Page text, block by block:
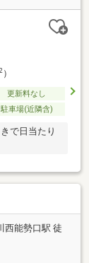
2）
更新料なし
駐車場(近隣含)
で日当たり
西能勢口駅 徒